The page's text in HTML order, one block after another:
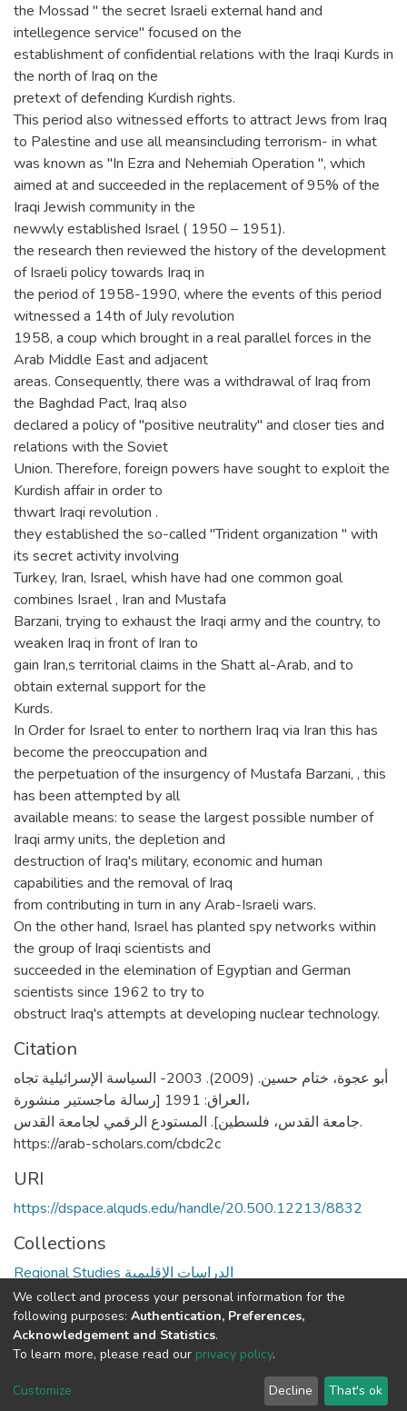
the Mossad " the secret Israeli external hand and
intellegence service" focused on the
establishment of confidential relations with the Iraqi Kurds in
the north of Iraq on the
pretext of defending Kurdish rights.
This period also witnessed efforts to attract Jews from Iraq
to Palestine and use all meansincluding terrorism- in what
was known as "In Ezra and Nehemiah Operation ", which
aimed at and succeeded in the replacement of 95% of the
Iraqi Jewish community in the
newwly established Israel ( 1950 – 1951).
the research then reviewed the history of the development
of Israeli policy towards Iraq in
the period of 1958-1990, where the events of this period
witnessed a 14th of July revolution
1958, a coup which brought in a real parallel forces in the
Arab Middle East and adjacent
areas. Consequently, there was a withdrawal of Iraq from
the Baghdad Pact, Iraq also
declared a policy of "positive neutrality" and closer ties and
relations with the Soviet
Union. Therefore, foreign powers have sought to exploit the
Kurdish affair in order to
thwart Iraqi revolution .
they established the so-called "Trident organization " with
its secret activity involving
Turkey, Iran, Israel, whish have had one common goal
combines Israel , Iran and Mustafa
Barzani, trying to exhaust the Iraqi army and the country, to
weaken Iraq in front of Iran to
gain Iran,s territorial claims in the Shatt al-Arab, and to
obtain external support for the
Kurds.
In Order for Israel to enter to northern Iraq via Iran this has
become the preoccupation and
the perpetuation of the insurgency of Mustafa Barzani, , this
has been attempted by all
available means: to sease the largest possible number of
Iraqi army units, the depletion and
destruction of Iraq's military, economic and human
capabilities and the removal of Iraq
from contributing in turn in any Arab-Israeli wars.
On the other hand, Israel has planted spy networks within
the group of Iraqi scientists and
succeeded in the elemination of Egyptian and German
scientists since 1962 to try to
obstruct Iraq's attempts at developing nuclear technology.
Citation
أبو عجوة، ختام حسين. (2009). 2003- السياسة الإسرائيلية تجاه
العراق: 1991 [رسالة ماجستير منشورة،
جامعة القدس، فلسطين]. المستودع الرقمي لجامعة القدس.
https://arab-scholars.com/cbdc2c
URI
https://dspace.alquds.edu/handle/20.500.12213/8832
Collections
Regional Studies الدراسات الإقليمية
Full item page
Cookie
End User
Agreement
Send
Feedback
We collect and process your personal information for the
following purposes: Authentication, Preferences,
Acknowledgement and Statistics.
To learn more, please read our privacy policy.
Customize Decline That's ok